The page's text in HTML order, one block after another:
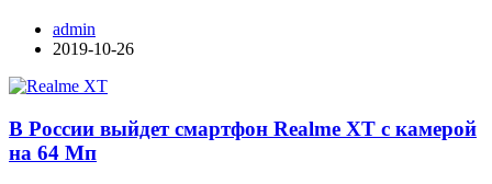
admin
2019-10-26
В России выйдет смартфон Realme XT с камерой
на 64 Мп